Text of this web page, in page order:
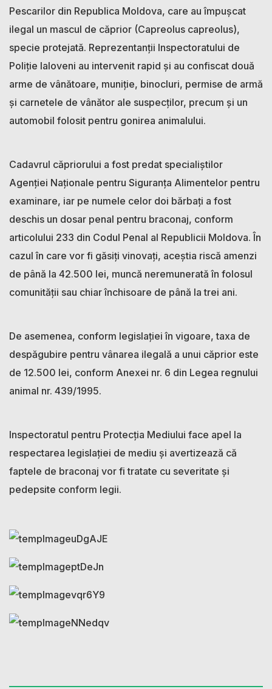
Pescarilor din Republica Moldova, care au împușcat
ilegal un mascul de căprior (Capreolus capreolus),
specie protejată. Reprezentanții Inspectoratului de
Poliție Ialoveni au intervenit rapid și au confiscat două
arme de vânătoare, muniție, binocluri, permise de armă
și carnetele de vânător ale suspecților, precum și un
automobil folosit pentru gonirea animalului.
Cadavrul căpriorului a fost predat specialiștilor
Agenției Naționale pentru Siguranța Alimentelor pentru
examinare, iar pe numele celor doi bărbați a fost
deschis un dosar penal pentru braconaj, conform
articolului 233 din Codul Penal al Republicii Moldova. În
cazul în care vor fi găsiți vinovați, aceștia riscă amenzi
de până la 42.500 lei, muncă neremunerată în folosul
comunității sau chiar închisoare de până la trei ani.
De asemenea, conform legislației în vigoare, taxa de
despăgubire pentru vânarea ilegală a unui căprior este
de 12.500 lei, conform Anexei nr. 6 din Legea regnului
animal nr. 439/1995.
Inspectoratul pentru Protecția Mediului face apel la
respectarea legislației de mediu și avertizează că
faptele de braconaj vor fi tratate cu severitate și
pedepsite conform legii.